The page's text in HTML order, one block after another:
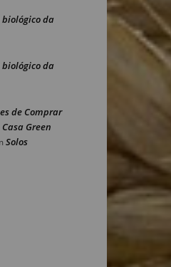
biológico da
biológico da
de Comprar
Green
Solos